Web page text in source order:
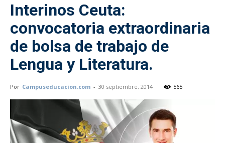
Interinos Ceuta:
convocatoria extraordinaria
de bolsa de trabajo de
Lengua y Literatura.
Por Campuseducacion.com - 30 septiembre, 2014 565